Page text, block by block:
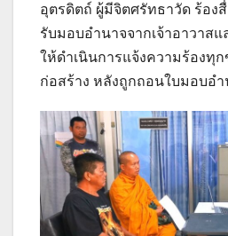
อุตรดิตถ์ ผู้มีจิตศรัทธาวัด ร้อง
รับมอบอำนาจจากเจ้าอาวาส
ให้ดำเนินการแจ้งความร้องทุ
ก่อสร้าง หลังถูกถอนใบมอบอำ